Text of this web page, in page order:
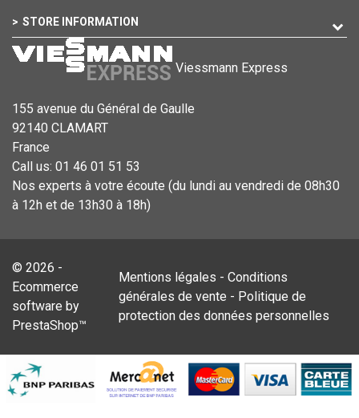
STORE INFORMATION
Viessmann Express
155 avenue du Général de Gaulle
92140 CLAMART
France
Call us: 01 46 01 51 53
Nos experts à votre écoute (du lundi au vendredi de 08h30
à 12h et de 13h30 à 18h)
© 2026 -
Ecommerce
software by
PrestaShop™
Mentions légales -Conditions
générales de vente - Politique de
protection des données personnelles